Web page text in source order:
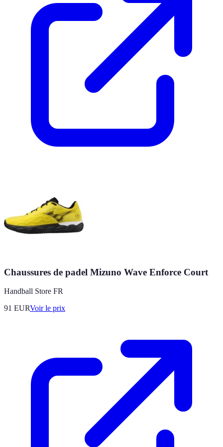
Chaussures de padel Mizuno Wave Enforce Court
Handball Store FR
91 EURVoir le prix